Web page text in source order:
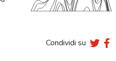
Condividi su